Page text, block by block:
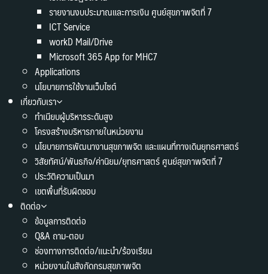
รายงานงบประมาณและการเงิน ศูนย์สุขภาพจิตที่ 7
ICT Service
workD Mail/Drive
Microsoft 365 App for MHC7
Applications
นโยบายการใช้งานเว็บไซต์
เกี่ยวกับเรา
ทำเนียบผู้บริหารระดับสูง
โครงสร้างบริหารภายในหน่วยงาน
นโยบายการพัฒนางานสุขภาพจิต และแผนที่ทางเดินยุทธศาสตร์
วิสัยทัศน์/พันธกิจ/ค่านิยม/ยุทธศาสตร์ ศูนย์สุขภาพจิตที่ 7
ประวัติความเป็นมา
เขตพื้นที่รับผิดชอบ
ติดต่อ
ข้อมูลการติดต่อ
Q&A ถาม-ตอบ
ช่องทางการติดต่อ/แนะนำ/ร้องเรียน
หน่วยงานในสังกัดกรมสุขภาพจิต